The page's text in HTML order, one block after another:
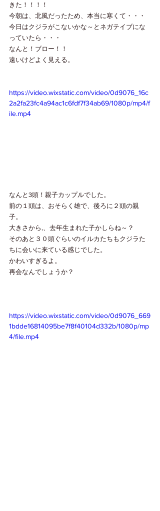
きた！！！！
今朝は、北風だったため、本当に寒くて・・・
今日はクジラがこないかな～とネガテイブにな
っていたら・・・
なんと！ブロー！！
遠いけどよく見える。
https://video.wixstatic.com/video/0d9076_16c
2a2fa23fc4a94ac1c6fdf7f34ab69/1080p/mp4/f
ile.mp4
なんと3頭！親子カップルでした。
前の１頭は、おそらく雄で、後ろに２頭の親
子。
大きさから,、去年生まれた子かしらね～？
そのあと３０頭ぐらいのイルカたちもクジラた
ちに会いに来ている感じでした。
かわいすぎるよ。
再会なんでしょうか？
https://video.wixstatic.com/video/0d9076_669
1bdde16814095be7f8f40104d332b/1080p/mp
4/file.mp4